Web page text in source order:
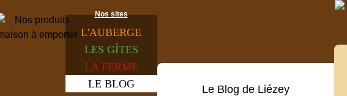
Nos sites
L'AUBERGE
LES GÎTES
LA FERME
LE BLOG Le Blog de Liézey